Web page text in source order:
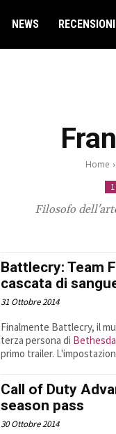
NEWS RECENSIONI
Home
Filosofo
Battlecry: Team
cascata di
31 Ottobre 2014
Finalmente Battlecry, il
terza persona di Bethesda
primo trailer.
Call of Duty
season pass
30 Ottobre 2014